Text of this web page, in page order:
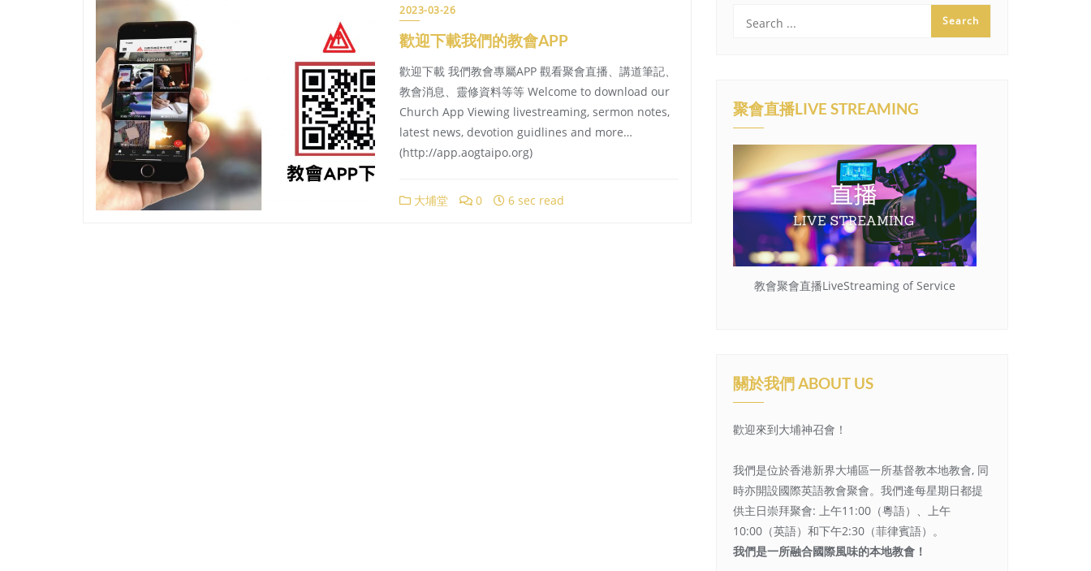
2023-03-26
歡迎下載我們的教會APP
歡迎下載 我們教會專屬APP 觀看聚會直播、講道筆記、
教會消息、靈修資料等等 Welcome to download our
Church App Viewing livestreaming, sermon notes,
latest news, devotion guidlines and more…
(http://app.aogtaipo.org)
大埔堂 0 6 sec read
聚會直播LIVE STREAMING
教會聚會直播LiveStreaming of Service
關於我們 ABOUT US
歡迎來到大埔神召會！
我們是位於香港新界大埔區一所基督教本地教會, 同
時亦開設國際英語教會聚會。我們逄每星期日都提
供主日崇拜聚會: 上午11:00（粵語）、上午
10:00（英語）和下午2:30（菲律賓語）。
我們是一所融合國際風味的本地教會！